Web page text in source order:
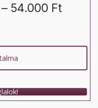
54.000 Ft